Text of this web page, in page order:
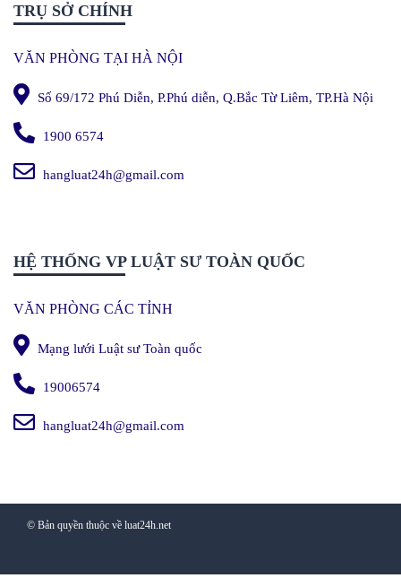
TRỤ SỞ CHÍNH
VĂN PHÒNG TẠI HÀ NỘI
Số 69/172 Phú Diễn, P.Phú diễn, Q.Bắc Từ Liêm, TP.Hà Nội
1900 6574
hangluat24h@gmail.com
HỆ THỐNG VP LUẬT SƯ TOÀN QUỐC
VĂN PHÒNG CÁC TỈNH
Mạng lưới Luật sư Toàn quốc
19006574
hangluat24h@gmail.com
© Bản quyền thuộc về luat24h.net